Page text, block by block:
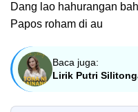
Dang lao hahurangan
Papos roham di au
Baca juga:
Lirik Putri